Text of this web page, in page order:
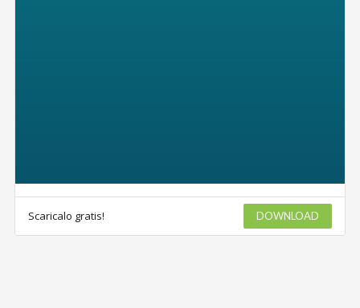
Scaricalo gratis! DOWNLOAD